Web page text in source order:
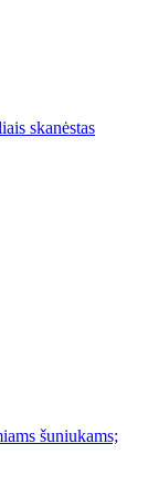
skanėstas
šuniukams;